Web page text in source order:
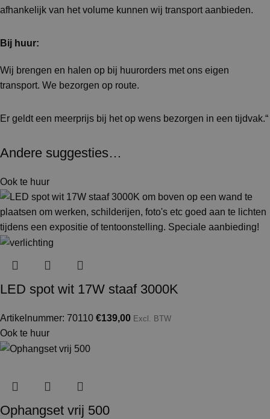
afhankelijk van het volume kunnen wij transport aanbieden.
Bij huur:
Wij brengen en halen op bij huurorders met ons eigen
transport. We bezorgen op route.
Er geldt een meerprijs bij het op wens bezorgen in een tijdvak.“
Andere suggesties…
Ook te huur
LED spot wit 17W staaf 3000K
Artikelnummer: 70110 €139,00 Excl. BTW
Ook te huur
Ophangset vrij 500